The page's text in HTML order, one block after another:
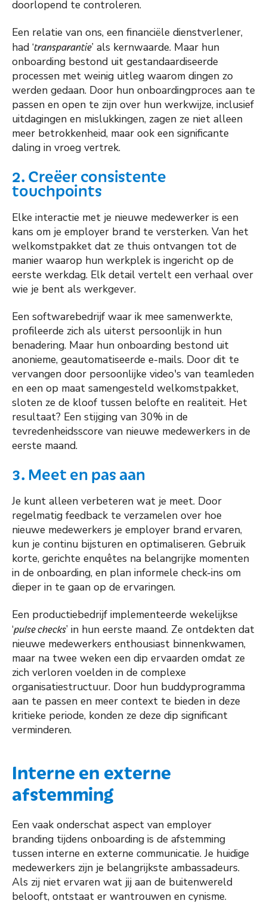
doorlopend te controleren.
Een relatie van ons, een financiële dienstverlener,
had ‘transparantie’ als kernwaarde. Maar hun
onboarding bestond uit gestandaardiseerde
processen met weinig uitleg waarom dingen zo
werden gedaan. Door hun onboardingproces aan te
passen en open te zijn over hun werkwijze, inclusief
uitdagingen en mislukkingen, zagen ze niet alleen
meer betrokkenheid, maar ook een significante
daling in vroeg vertrek.
2. Creëer consistente
touchpoints
Elke interactie met je nieuwe medewerker is een
kans om je employer brand te versterken. Van het
welkomstpakket dat ze thuis ontvangen tot de
manier waarop hun werkplek is ingericht op de
eerste werkdag. Elk detail vertelt een verhaal over
wie je bent als werkgever.
Een softwarebedrijf waar ik mee samenwerkte,
profileerde zich als uiterst persoonlijk in hun
benadering. Maar hun onboarding bestond uit
anonieme, geautomatiseerde e-mails. Door dit te
vervangen door persoonlijke video's van teamleden
en een op maat samengesteld welkomstpakket,
sloten ze de kloof tussen belofte en realiteit. Het
resultaat? Een stijging van 30% in de
tevredenheidsscore van nieuwe medewerkers in de
eerste maand.
3. Meet en pas aan
Je kunt alleen verbeteren wat je meet. Door
regelmatig feedback te verzamelen over hoe
nieuwe medewerkers je employer brand ervaren,
kun je continu bijsturen en optimaliseren. Gebruik
korte, gerichte enquêtes na belangrijke momenten
in de onboarding, en plan informele check-ins om
dieper in te gaan op de ervaringen.
Een productiebedrijf implementeerde wekelijkse
‘pulse checks’ in hun eerste maand. Ze ontdekten dat
nieuwe medewerkers enthousiast binnenkwamen,
maar na twee weken een dip ervaarden omdat ze
zich verloren voelden in de complexe
organisatiestructuur. Door hun buddyprogramma
aan te passen en meer context te bieden in deze
kritieke periode, konden ze deze dip significant
verminderen.
Interne en externe
afstemming
Een vaak onderschat aspect van employer
branding tijdens onboarding is de afstemming
tussen interne en externe communicatie. Je huidige
medewerkers zijn je belangrijkste ambassadeurs.
Als zij niet ervaren wat jij aan de buitenwereld
belooft, ontstaat er wantrouwen en cynisme.